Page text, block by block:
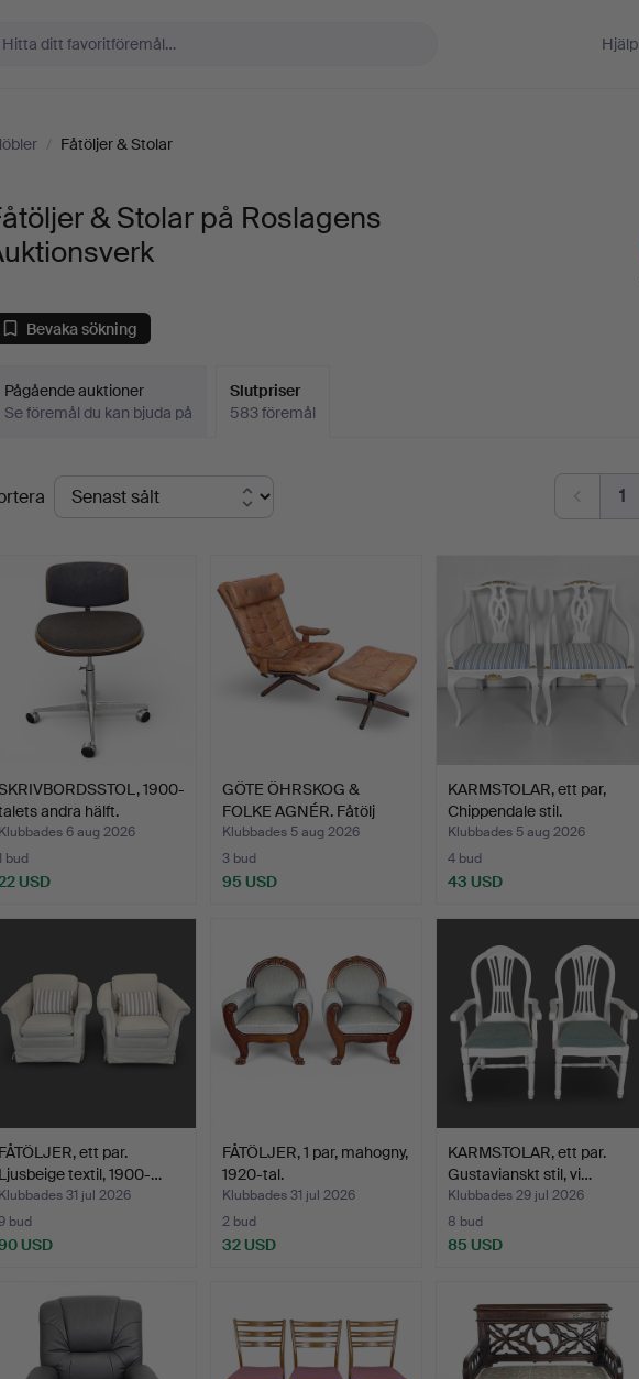
Hjälp
/ Fåtöljer & Stolar
& Stolar på Roslagens
Bevaka sökning
Pågående auktioner
Se föremål du kan bjuda på
Slutpriser
583 föremål
1
1900-
andra hälft.
6 aug 2026
bud
USD
GÖTE ÖHRSKOG &
FOLKE AGNÉR. Fåtölj
med fot…
Klubbades 5 aug 2026
3 bud
95 USD
KARMSTOLAR, ett par,
Chippendale stil.
Klubbades 5 aug 2026
4 bud
43 USD
ett par.
textil, 1900-…
31 jul 2026
bud
USD
FÅTÖLJER, 1 par, mahogny,
1920-tal.
Klubbades 31 jul 2026
2 bud
32 USD
KARMSTOLAR, ett par.
Gustavianskt stil, vi…
Klubbades 29 jul 2026
8 bud
85 USD